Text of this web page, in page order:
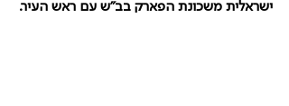
ישראלית משכונת הפארק בב"ש עם ראש העיר.